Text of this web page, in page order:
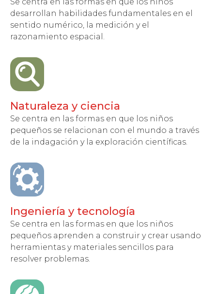
desarrollan habilidades fundamentales en el
sentido numérico, la medición y el
razonamiento espacial.
Naturaleza y ciencia
Se centra en las formas en que los niños
pequeños se relacionan con el mundo a través
de la indagación y la exploración científicas.
Ingeniería y tecnología
Se centra en las formas en que los niños
pequeños aprenden a construir y crear usando
herramientas y materiales sencillos para
resolver problemas.